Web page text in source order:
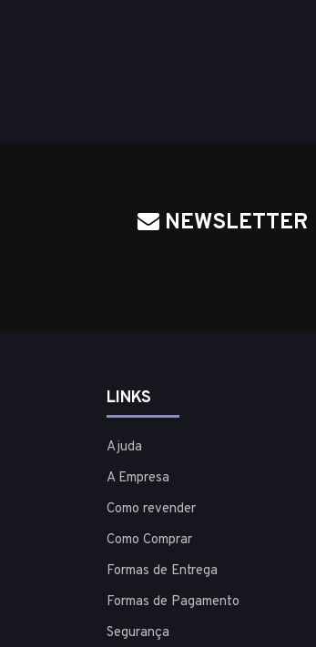
NEWSLETTER
LINKS
Ajuda
A Empresa
Como revender
Como Comprar
Formas de Entrega
Formas de Pagamento
Segurança